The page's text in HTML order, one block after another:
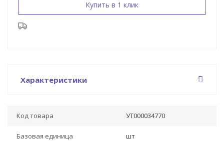
Купить в 1 клик
Характеристики
Код товара УТ000034770
Базовая единица шт